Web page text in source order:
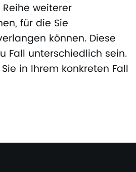
weiterer
für die Sie
können. Diese
Fall unterschiedlich sein.
in Ihrem konkreten Fall